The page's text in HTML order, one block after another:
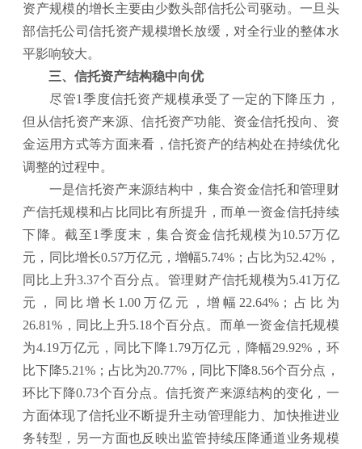
资产规模的增长主要由少数头部信托公司驱动。一旦头
部信托公司信托资产规模增长放缓，对全行业的整体水
平影响较大。
三、信托资产结构稳中向优
尽管1季度信托资产规模承受了一定的下降压力，
但从信托资产来源、信托资产功能、资金信托投向、资
金运用方式等方面来看，信托资产的结构处在持续优化
调整的过程中。
一是信托资产来源结构中，集合资金信托和管理财
产信托规模和占比同比有所提升，而单一资金信托持续
下降。截至1季度末，集合资金信托规模为10.57万亿
元，同比增长0.57万亿元，增幅5.74%；占比为52.42%，
同比上升3.37个百分点。管理财产信托规模为5.41万亿
元，同比增长1.00万亿元，增幅22.64%；占比为
26.81%，同比上升5.18个百分点。而单一资金信托规模
为4.19万亿元，同比下降1.79万亿元，降幅29.92%，环
比下降5.21%；占比为20.77%，同比下降8.56个百分点，
环比下降0.73个百分点。信托资产来源结构的变化，一
方面体现了信托业不断提升主动管理能力、加快推进业
务转型，另一方面也反映出监管持续压降通道业务规模